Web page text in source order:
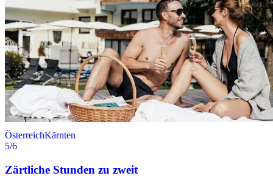
ÖsterreichKärnten
5/6
Zärtliche Stunden zu zweit